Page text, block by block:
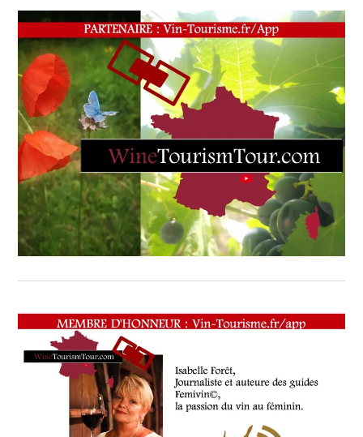
VIN
TOURISME,
PRODUCTEURS
TERROIR ,
RESTAURATEUR,
CHEF,
CUISINIER,
ŒNOLOGUE,
SOMMELIER,
SALONS
INTERNATIONAUX,
VIGNOBLES
WINE
TASTING
VOUCHER
TOURISM
WINE
TOURISM
WINETASTINGVOUCHER.COM